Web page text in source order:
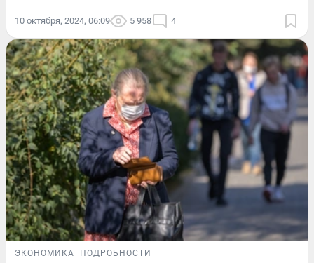
10 октября, 2024, 06:09 5 958 4
ЭКОНОМИКА ПОДРОБНОСТИ